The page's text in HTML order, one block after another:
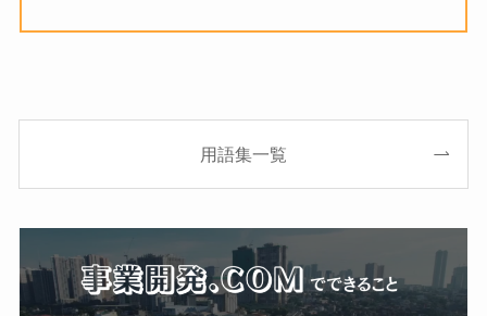
用語集一覧